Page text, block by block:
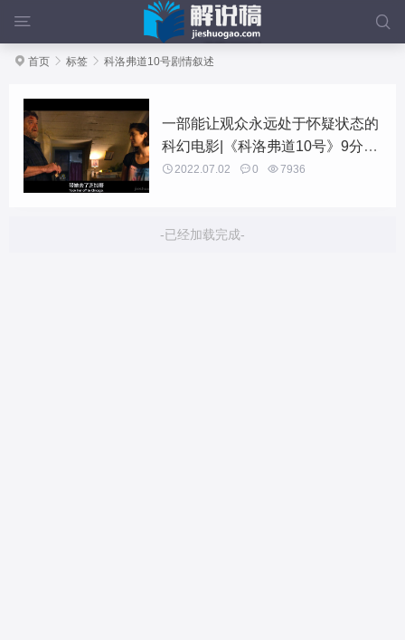
 
 首页  标签  科洛弗道10号剧情叙述
一部能让观众永远处于怀疑状态的
科幻电影|《科洛弗道10号》9分钟
2958字解说稿
2022.07.02 0 7936
-已经加载完成-